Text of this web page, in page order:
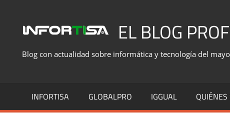
contenido
EL BLOG
Blog con actualidad sobre informática y tecnología del
INFORTISA GLOBALPRO IGGUAL